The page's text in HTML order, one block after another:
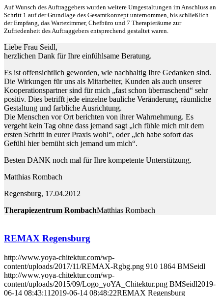
Auf Wunsch des Auftraggebers wurden weitere Umgestaltungen im Anschluss an
Schritt 1 auf der Grundlage des Gesamtkonzept unternommen, bis schließlich
der Empfang, das Wartezimmer, Chefbüro und 7 Therapieräume zur
Zufriedenheit des Auftraggebers entsprechend gestaltet waren.
Liebe Frau Seidl,
herzlichen Dank für Ihre einfühlsame Beratung.
Es ist offensichtlich geworden, wie nachhaltig Ihre Gedanken sind.
Die Wirkungen für uns als Mitarbeiter, Kunden als auch unserer
Kooperationspartner sind für mich „fast schon überraschend“ sehr
positiv. Dies betrifft jede einzelne bauliche Veränderung, räumliche
Gestaltung und farbliche Ausrichtung.
Die Menschen vor Ort berichten von ihrer Wahrnehmung. Es
vergeht kein Tag ohne dass jemand sagt „ich fühle mich mit dem
ersten Schritt in eurer Praxis wohl“, oder „ich habe sofort das
Gefühl hier bemüht sich jemand um mich“.
Besten DANK noch mal für Ihre kompetente Unterstützung.
Matthias Rombach
Regensburg, 17.04.2012
Therapiezentrum RombachMatthias Rombach
REMAX Regensburg
http://www.yoya-chitektur.com/wp-
content/uploads/2017/11/REMAX-Rgbg.png 910 1864 BMSeidl
http://www.yoya-chitektur.com/wp-
content/uploads/2015/09/Logo_yoYA_Chitektur.png BMSeidl2019-
06-14 08:43:11 2019-06-14 08:48:22REMAX Regensburg